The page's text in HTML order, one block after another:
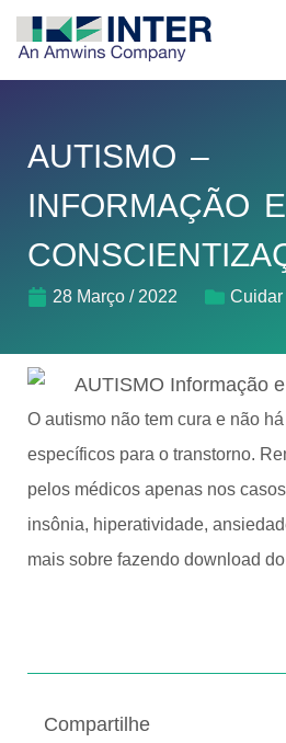
AUTISMO –
INFORMAÇÃO E
28 Março / 2022 Cuidar
O autismo não tem cura e não
específicos para o transtorno.
pelos médicos apenas nos
insônia, hiperatividade,
mais sobre fazendo download
Compartilhe